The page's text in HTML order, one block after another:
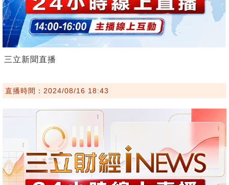
三立新聞直播
直播時間：2024/08/16 18:43